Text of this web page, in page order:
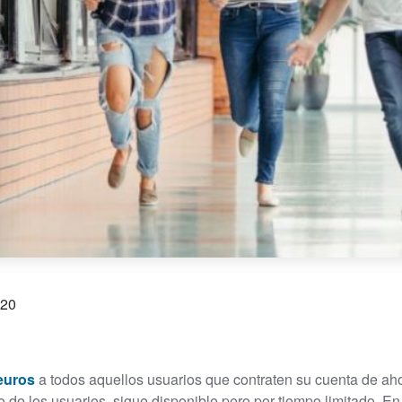
a todos aquellos usuarios que contraten su cuenta de